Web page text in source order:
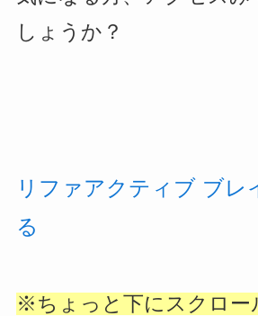
しょうか？
リファアクティブ ブレ
る
※ちょっと下にスクロー